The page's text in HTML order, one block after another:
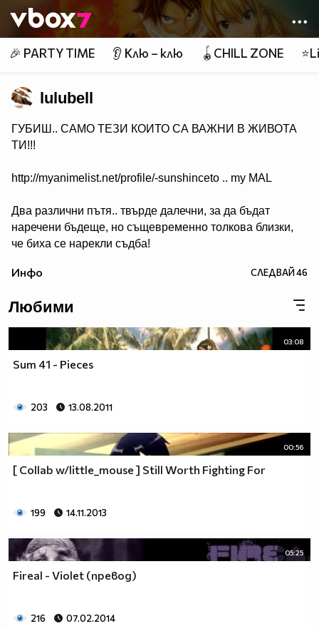
👾
🎉 PARTY TIME 👂 Клю – клю 🪀CHILL ZONE
lulubell
ГУБИШ.. САМО ТЕЗИ КОИТО СА ВАЖНИ В ЖИВОТА
ТИ!!!
http://myanimelist.net/profile/-sunshinceto .. my MAL
Два различни пътя.. твърде далечни, за да бъдат
наречени бъдеще, но същевременно толкова близки,
че биха се нарекли съдба!
Инфо СЛЕДВАЙ46
Любими
03:08
Sum 41 - Pieces
203 13.08.2011
00:56
[ Collab w/little_mouse ] Still Worth Fighting For
199 14.11.2013
05:25
Fireal - Violet (превод)
216 07.02.2014